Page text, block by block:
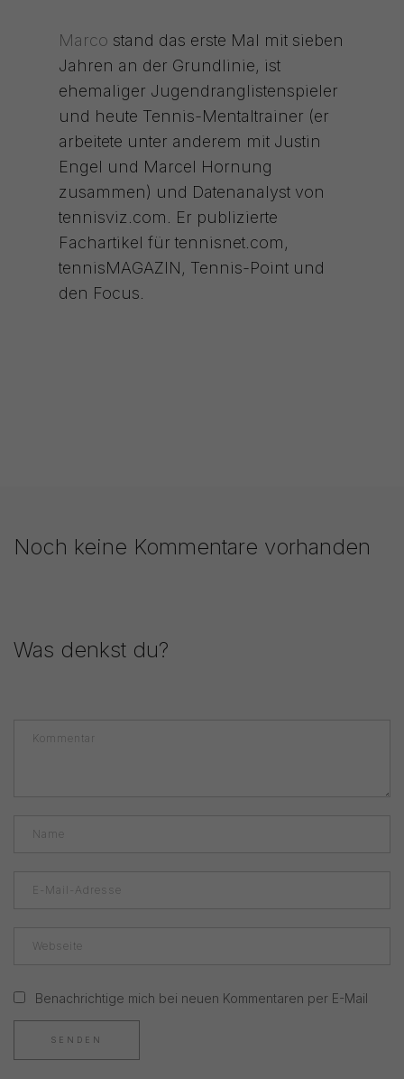
Marco stand das erste Mal mit sieben
Jahren an der Grundlinie, ist
ehemaliger Jugendranglistenspieler
und heute Tennis-Mentaltrainer (er
arbeitete unter anderem mit Justin
Engel und Marcel Hornung
zusammen) und Datenanalyst von
tennisviz.com. Er publizierte
Fachartikel für tennisnet.com,
tennisMAGAZIN, Tennis-Point und
den Focus.
Noch keine Kommentare vorhanden
Was denkst du?
Benachrichtige mich bei neuen Kommentaren per E-Mail
SENDEN